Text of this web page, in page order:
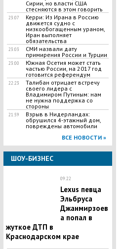
Сирии, но власти США
стесняются в этом говорить
23:07
Керри: Из Ирана в Россию
движется судно с
низкообогащенным ураном,
Иран выполняет
обязательства
23:03
СМИ назвали дату
примирения России и Турции
23:00
Южная Осетия может стать
частью России, на 2017 год
готовится референдум
22:23
Талибан отрицает встречу
своего лидера с
Владимиром Путиным: нам
не нужна поддержка со
стороны
21:59
Взрыв в Нидерландах:
обрушился 4-этажный дом,
повреждены автомобили
ВСЕ НОВОСТИ »
ШОУ-БИЗНЕС
09:22
Lexus певца
Эльбруса
Джанмирзоев
а попал в
жуткое ДТП в
Краснодарском крае